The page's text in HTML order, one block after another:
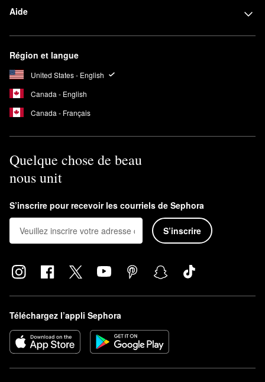
Aide
Région et langue
United States - English
Canada - English
Canada - Français
Quelque chose de beau
nous unit
S’inscrire pour recevoir les courriels de Sephora
S’inscrire
Téléchargez l’appli Sephora